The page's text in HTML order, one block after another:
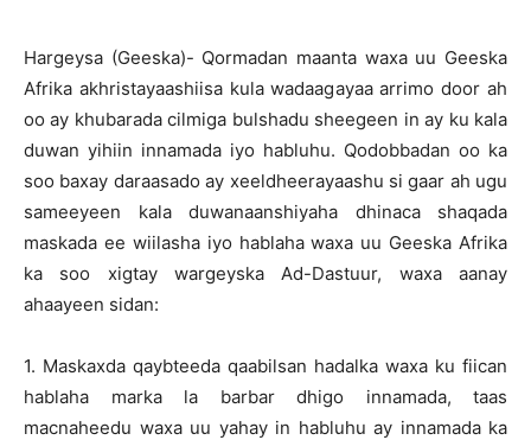
Hargeysa (Geeska)- Qormadan maanta waxa uu Geeska
Afrika akhristayaashiisa kula wadaagayaa arrimo door ah
oo ay khubarada cilmiga bulshadu sheegeen in ay ku kala
duwan yihiin innamada iyo habluhu. Qodobbadan oo ka
soo baxay daraasado ay xeeldheerayaashu si gaar ah ugu
sameeyeen kala duwanaanshiyaha dhinaca shaqada
maskada ee wiilasha iyo hablaha waxa uu Geeska Afrika
ka soo xigtay wargeyska Ad-Dastuur, waxa aanay
ahaayeen sidan:
1. Maskaxda qaybteeda qaabilsan hadalka waxa ku fiican
hablaha marka la barbar dhigo innamada, taas
macnaheedu waxa uu yahay in habluhu ay innamada ka